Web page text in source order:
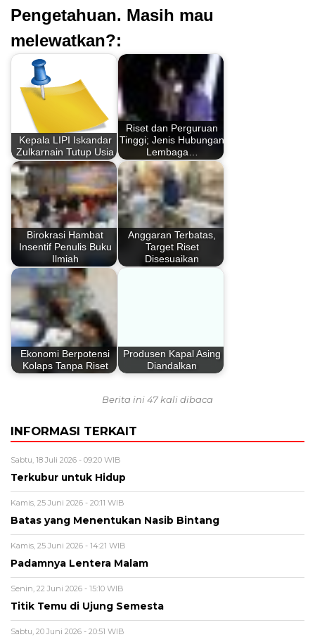
Pengetahuan. Masih mau
melewatkan?:
Kepala LIPI Iskandar
Zulkarnain Tutup Usia
Riset dan Perguruan
Tinggi; Jenis Hubungan
Lembaga…
Birokrasi Hambat
Insentif Penulis Buku
Ilmiah
Anggaran Terbatas,
Target Riset
Disesuaikan
Ekonomi Berpotensi
Kolaps Tanpa Riset
Produsen Kapal Asing
Diandalkan
Berita ini 47 kali dibaca
INFORMASI TERKAIT
Sabtu, 18 Juli 2026 - 09:20 WIB
Terkubur untuk Hidup
Kamis, 25 Juni 2026 - 20:11 WIB
Batas yang Menentukan Nasib Bintang
Kamis, 25 Juni 2026 - 14:21 WIB
Padamnya Lentera Malam
Senin, 22 Juni 2026 - 15:10 WIB
Titik Temu di Ujung Semesta
Sabtu, 20 Juni 2026 - 20:51 WIB